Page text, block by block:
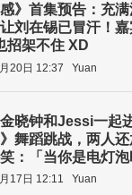
感》首集预告：充
刘在锡已冒汗！
招架不住 XD
20日 12:37 Yuan
晓钟和Jessi一起
舞蹈跳战，两人
：「当你是电灯泡
17日 12:11 Yuan